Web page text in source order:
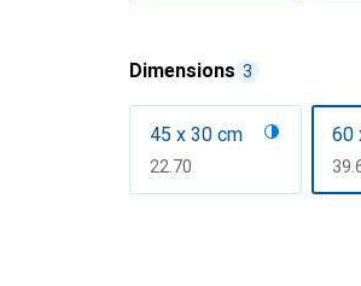
Dimensions 3
45 x 30 cm
CHF
22.70
60
CHF